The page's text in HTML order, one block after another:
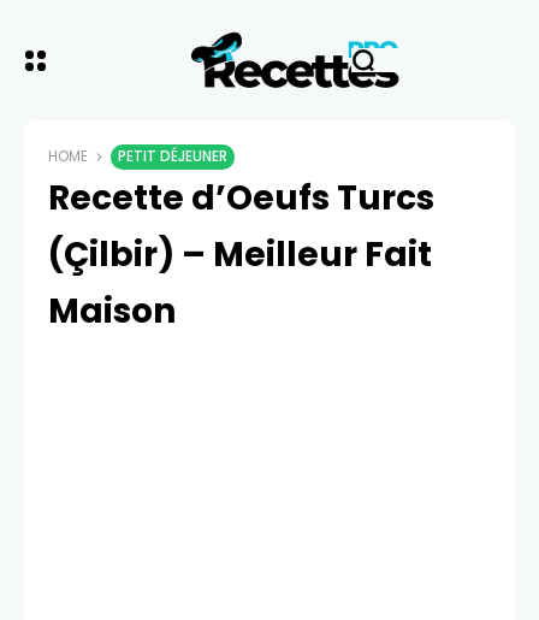
HOME PETIT DÉJEUNER
Recette d’Oeufs Turcs
(Çilbir) – Meilleur Fait
Maison